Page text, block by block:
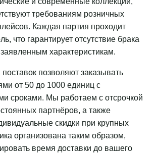
требованиям розничных
Каждая партия проходит
что гарантирует отсутствие брака
заявленным характеристикам.
поставок позволяют заказывать
от 50 до 1000 единиц с
сроками. Мы работаем с отсрочкой
партнёров, а также
скидки при крупных
организована таким образом,
время доставки до вашего